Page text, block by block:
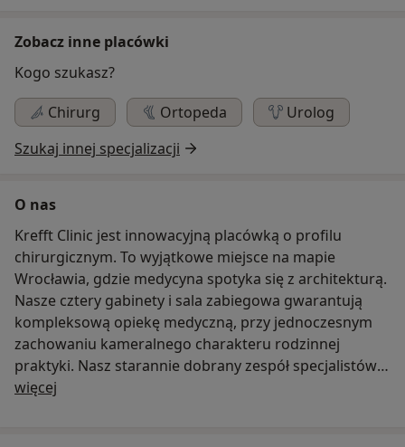
Zobacz inne placówki
Kogo szukasz?
Chirurg
Ortopeda
Urolog
Szukaj innej specjalizacji
O nas
Krefft Clinic jest innowacyjną placówką o profilu
chirurgicznym. To wyjątkowe miejsce na mapie
Wrocławia, gdzie medycyna spotyka się z architekturą.
Nasze cztery gabinety i sala zabiegowa gwarantują
kompleksową opiekę medyczną, przy jednoczesnym
zachowaniu kameralnego charakteru rodzinnej
praktyki. Nasz starannie dobrany zespół specjalistów
oferuje szereg kompleksowych rozwiązań z zakresu
więcej